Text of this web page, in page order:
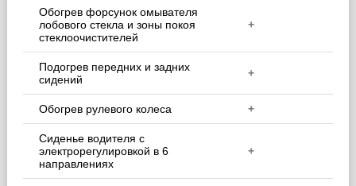
Обогрев форсунок омывателя
лобового стекла и зоны покоя
стеклоочистителей
+
Подогрев передних и задних
сидений
+
Обогрев рулевого колеса +
Сиденье водителя с
электрорегулировкой в 6
направлениях
+